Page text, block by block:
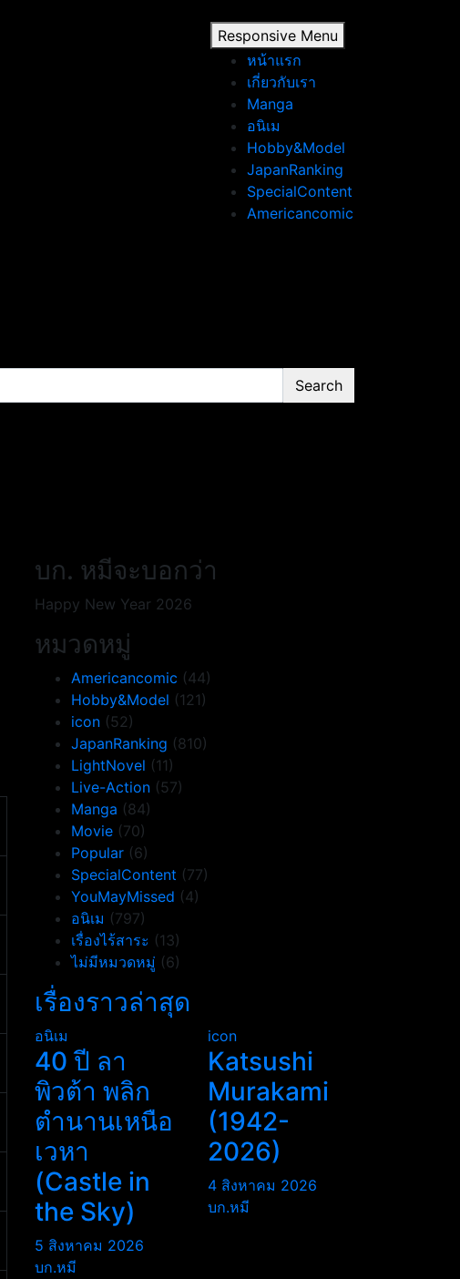
Responsive Menu
หน้าแรก
เกี่ยวกับเรา
Manga
อนิเม
Hobby&Model
JapanRanking
SpecialContent
Americancomic
Search
บก. หมีจะบอกว่า
Happy New Year 2026
หมวดหมู่
Americancomic (44)
Hobby&Model (121)
icon (52)
JapanRanking (810)
LightNovel (11)
Live-Action (57)
Manga (84)
Movie (70)
Popular (6)
SpecialContent (77)
YouMayMissed (4)
อนิเม (797)
เรื่องไร้สาระ (13)
ไม่มีหมวดหมู่ (6)
เรื่องราวล่าสุด
อนิเม
40 ปี ลา
พิวต้า พลิก
ตำนานเหนือ
เวหา
(Castle in
the Sky)
5 สิงหาคม 2026
บก.หมี
icon
Katsushi
Murakami
(1942-
2026)
4 สิงหาคม 2026
บก.หมี